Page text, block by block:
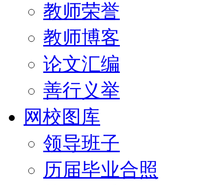
教师荣誉
教师博客
论文汇编
善行义举
网校图库
领导班子
历届毕业合照